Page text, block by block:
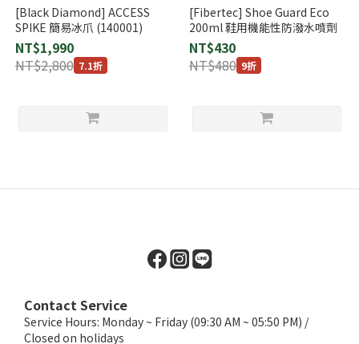
[Black Diamond] ACCESS
SPIKE 簡易冰爪 (140001)
NT$1,990
NT$2,800 7.1折
[Fibertec] Shoe Guard Eco
200ml 鞋用機能性防潑水噴劑
NT$430
NT$480 9折
Contact Service
Service Hours: Monday ~ Friday (09:30 AM ~ 05:50 PM) /
Closed on holidays